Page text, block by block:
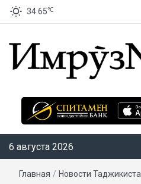
34.65℃
6 августа 2026
Главная / Новости